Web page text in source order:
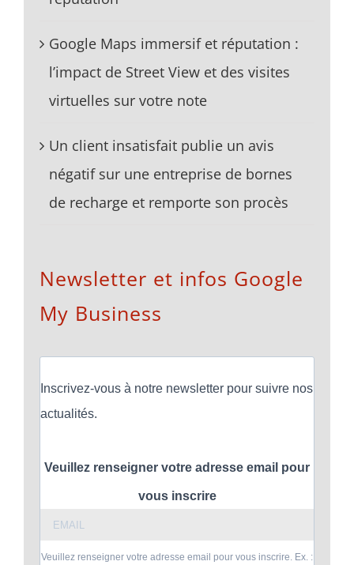
Google Maps immersif et réputation :
l’impact de Street View et des visites
virtuelles sur votre note
Un client insatisfait publie un avis
négatif sur une entreprise de bornes
de recharge et remporte son procès
Newsletter et infos Google
My Business
Inscrivez-vous à notre newsletter pour suivre nos
actualités.
Veuillez renseigner votre adresse email pour
vous inscrire
Veuillez renseigner votre adresse email pour vous inscrire. Ex. :